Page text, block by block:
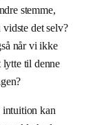
stemme,
det selv?
når vi ikke
til denne
intuition kan